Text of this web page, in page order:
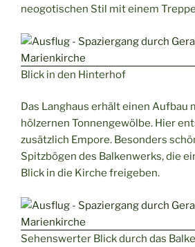
neogotischen Stil mit einem
Blick in den Hinterhof
Das Langhaus erhält einen Aufbau
hölzernen Tonnengewölbe. Hier
zusätzlich Empore. Besonders
Spitzbögen des Balkenwerks, die
Blick in die Kirche freigeben.
Sehenswerter Blick durch das